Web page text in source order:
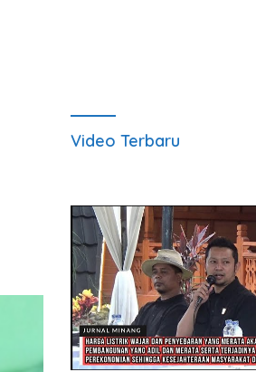
Video Terbaru